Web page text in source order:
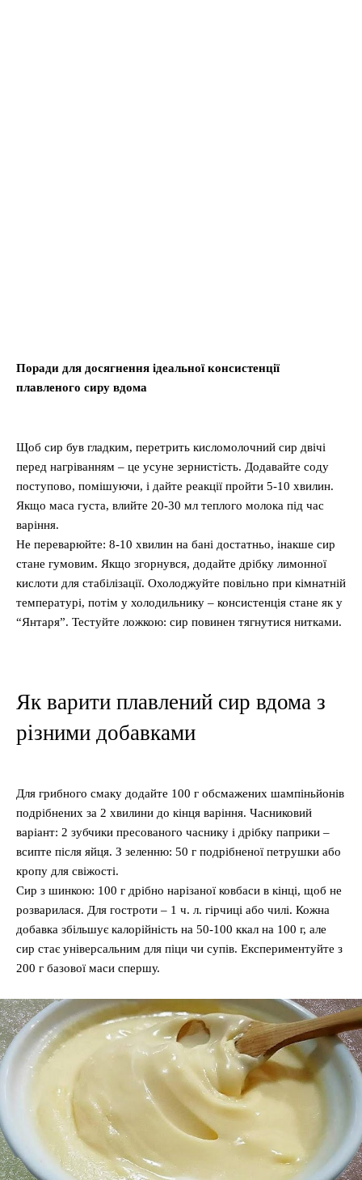
Поради для досягнення ідеальної консистенції
плавленого сиру вдома
Щоб сир був гладким, перетрить кисломолочний сир двічі
перед нагріванням – це усуне зернистість. Додавайте соду
поступово, помішуючи, і дайте реакції пройти 5-10 хвилин.
Якщо маса густа, влийте 20-30 мл теплого молока під час
варіння.
Не переварюйте: 8-10 хвилин на бані достатньо, інакше сир
стане гумовим. Якщо згорнувся, додайте дрібку лимонної
кислоти для стабілізації. Охолоджуйте повільно при кімнатній
температурі, потім у холодильнику – консистенція стане як у
“Янтаря”. Тестуйте ложкою: сир повинен тягнутися нитками.
Як варити плавлений сир вдома з
різними добавками
Для грибного смаку додайте 100 г обсмажених шампіньйонів
подрібнених за 2 хвилини до кінця варіння. Часниковий
варіант: 2 зубчики пресованого часнику і дрібку паприки –
всипте після яйця. З зеленню: 50 г подрібненої петрушки або
кропу для свіжості.
Сир з шинкою: 100 г дрібно нарізаної ковбаси в кінці, щоб не
розварилася. Для гостроти – 1 ч. л. гірчиці або чилі. Кожна
добавка збільшує калорійність на 50-100 ккал на 100 г, але
сир стає універсальним для піци чи супів. Експериментуйте з
200 г базової маси спершу.